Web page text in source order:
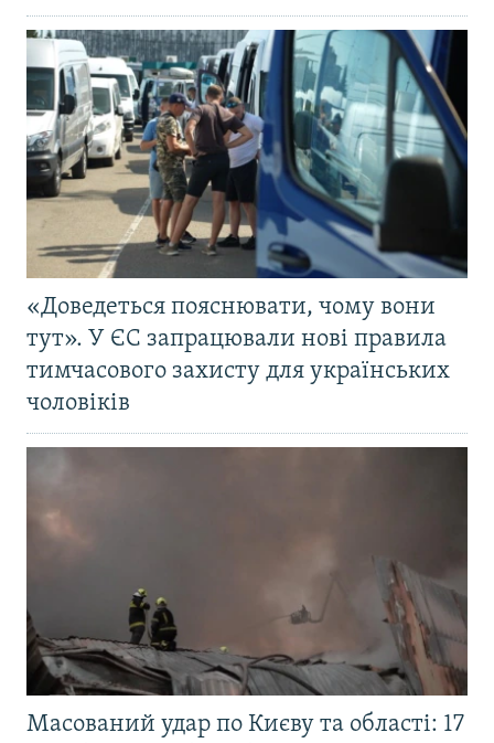
«Доведеться пояснювати, чому вони
тут». У ЄС запрацювали нові правила
тимчасового захисту для українських
чоловіків
Масований удар по Києву та області: 17